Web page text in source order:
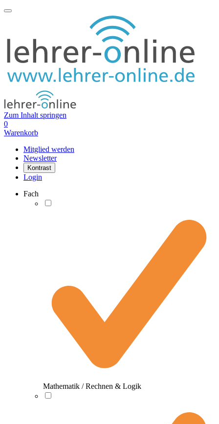
Zum Inhalt springen
0
Warenkorb
Mitglied werden
Newsletter
Kontrast
Login
Fach
Mathematik / Rechnen & Logik